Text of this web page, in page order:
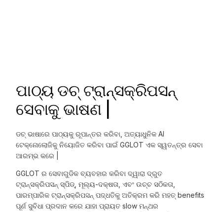
ପାଠ୍ୟ ଡଚ୍ ଟ୍ରାନ୍ସକ୍ରିପସନ୍
ସେବାକୁ ଭାଷଣ |
ଡଚ୍ ଭାଷାରେ ପାଠ୍ୟକୁ ରୂପାନ୍ତର କରିବା, ଅତ୍ୟାଧୁନିକ AI
ଟେକ୍ନୋଲୋଜିକୁ ନିୟୋଜିତ କରିବା ପାଇଁ GGLOT ଏକ ସ୍ୱତନ୍ତ୍ର ସେବା
ଆରମ୍ଭ କରେ |
GGLOT ର ସେବାଗୁଡିକ ବ୍ୟବହାର କରିବା ଦ୍ୱାରା ଦ୍ରୁତ
ଟ୍ରାନ୍ସକ୍ରିପସନ୍ ସ୍ପିଡ୍, ମୂଲ୍ୟ-ଦକ୍ଷତା, ଏବଂ ଉଚ୍ଚ ସଠିକତା,
ପାରମ୍ପାରିକ ଟ୍ରାନ୍ସକ୍ରିପସନ୍ ପଦ୍ଧତିକୁ ଅତିକ୍ରମ କରି ମହତ୍ benefits
ପୂର୍ଣ ସୁବିଧା ପ୍ରଦାନ କରେ ଯାହା ପ୍ରାୟତ slow ମନ୍ଥର